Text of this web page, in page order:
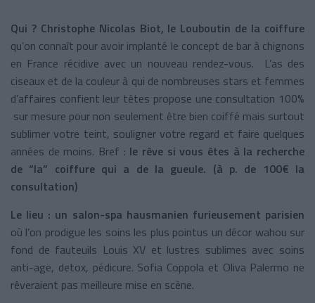
Qui ? Christophe Nicolas Biot, le Louboutin de la coiffure
qu’on connaît pour avoir implanté le concept de bar à chignons
en France récidive avec un nouveau rendez-vous. L’as des
ciseaux et de la couleur à qui de nombreuses stars et femmes
d’affaires confient leur têtes propose une consultation 100%
sur mesure pour non seulement être bien coiffé mais surtout
sublimer votre teint, souligner votre regard et faire quelques
années de moins. Bref : le rêve si vous êtes à la recherche
de “la” coiffure qui a de la gueule. (à p. de 100€ la
consultation)
Le lieu : un salon-spa hausmanien furieusement parisien
où l’on prodigue les soins les plus pointus un décor wahou sur
fond de fauteuils Louis XV et lustres sublimes avec soins
anti-age, detox, pédicure. Sofia Coppola et Oliva Palermo ne
rêveraient pas meilleure mise en scène.